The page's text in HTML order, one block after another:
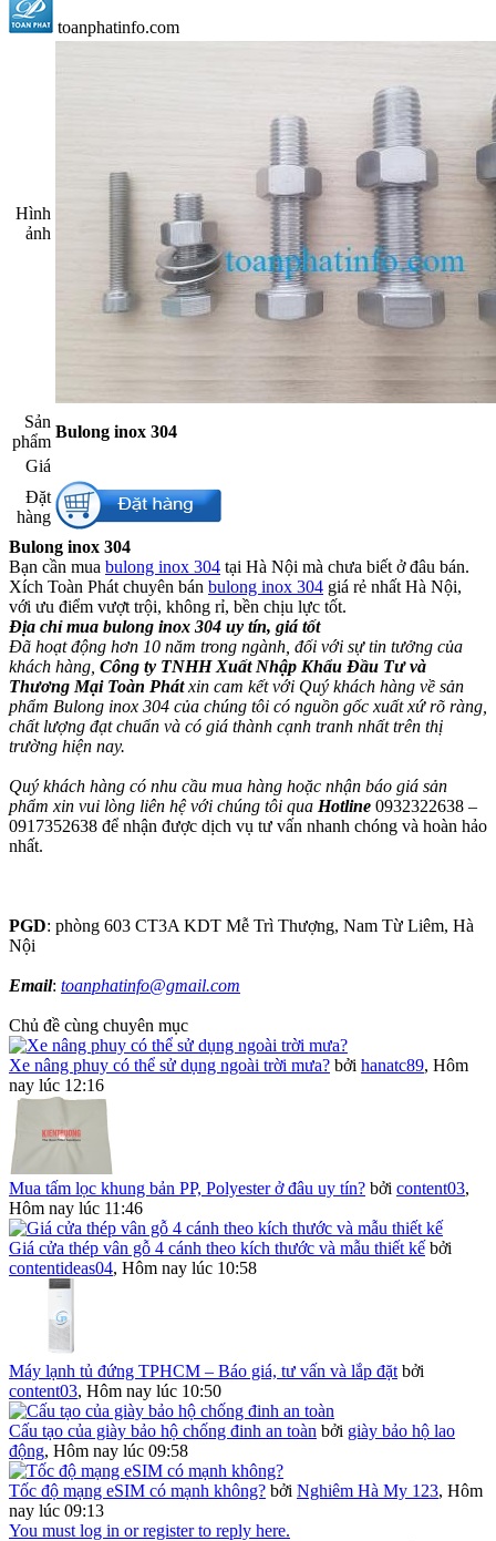
toanphatinfo.com
Hình
ảnh​
Sản
phẩm​
Bulong inox 304
Giá​
Đặt
hàng​
Bulong inox 304
Bạn cần mua bulong inox 304 tại Hà Nội mà chưa biết ở đâu bán.
Xích Toàn Phát chuyên bán bulong inox 304 giá rẻ nhất Hà Nội,
với ưu điểm vượt trội, không rỉ, bền chịu lực tốt.
Địa chỉ mua bulong inox 304 uy tín, giá tốt
Đã hoạt động hơn 10 năm trong ngành, đối với sự tin tưởng của
khách hàng, Công ty TNHH Xuất Nhập Khẩu Đầu Tư và
Thương Mại Toàn Phátxin cam kết với Quý khách hàng về sản
phẩm Bulong inox 304 của chúng tôi có nguồn gốc xuất xứ rõ ràng,
chất lượng đạt chuẩn và có giá thành cạnh tranh nhất trên thị
trường hiện nay.
Quý khách hàng có nhu cầu mua hàng hoặc nhận báo giá sản
phẩm xin vui lòng liên hệ với chúng tôi qua Hotline 0932322638 –
0917352638 để nhận được dịch vụ tư vấn nhanh chóng và hoàn hảo
nhất.
PGD: phòng 603 CT3A KDT Mễ Trì Thượng, Nam Từ Liêm, Hà
Nội
Email: toanphatinfo@gmail.com
Chủ đề cùng chuyên mục
Xe nâng phuy có thể sử dụng ngoài trời mưa? bởi hanatc89, Hôm
nay lúc 12:16
Mua tấm lọc khung bản PP, Polyester ở đâu uy tín? bởi content03,
Hôm nay lúc 11:46
Giá cửa thép vân gỗ 4 cánh theo kích thước và mẫu thiết kế bởi
contentideas04, Hôm nay lúc 10:58
Máy lạnh tủ đứng TPHCM – Báo giá, tư vấn và lắp đặt bởi
content03, Hôm nay lúc 10:50
Cấu tạo của giày bảo hộ chống đinh an toàn bởi giày bảo hộ lao
động, Hôm nay lúc 09:58
Tốc độ mạng eSIM có mạnh không? bởi Nghiêm Hà My 123, Hôm
nay lúc 09:13
You must log in or register to reply here.